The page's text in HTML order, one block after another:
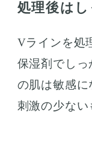
処理後は
Vラインを処
保湿剤でし
の肌は敏感
刺激の少ない